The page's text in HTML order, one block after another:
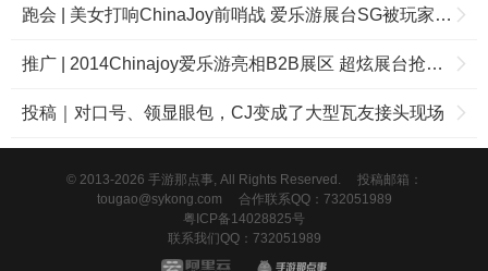
跑会 | 美女打响ChinaJoy前哨战 爱乐游展台SG被玩家承包
推广 | 2014Chinajoy爱乐游亮相B2B展区 超炫展台抢鲜看
投稿｜对口号、领显眼包，CJ变成了大型瓦友接头现场
© 2013-2026 手游那点事, All Rights Reserved.
投稿邮箱：
tougao@sykong.com 合作联系QQ：732051989
粤ICP备14028825号
联系我们QQ：732051989